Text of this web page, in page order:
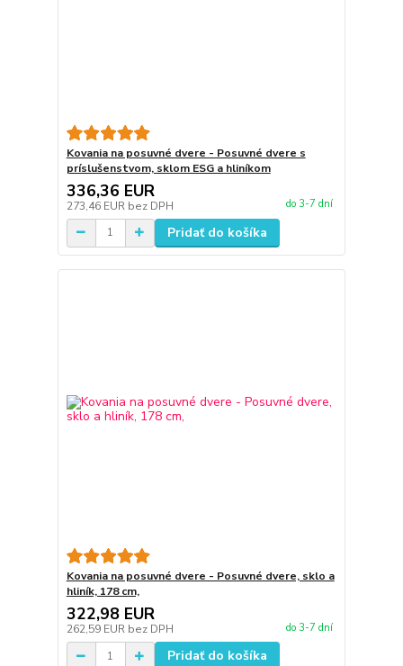
Kovania na posuvné dvere - Posuvné dvere s
príslušenstvom, sklom ESG a hliníkom
336,36 EUR
273,46 EUR bez DPH do 3-7 dní
Pridať do košíka
Kovania na posuvné dvere - Posuvné dvere, sklo a
hliník, 178 cm,
322,98 EUR
262,59 EUR bez DPH do 3-7 dní
Pridať do košíka